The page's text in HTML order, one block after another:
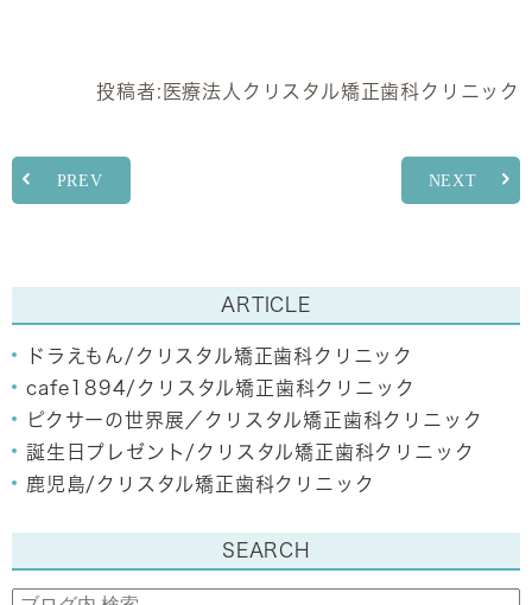
投稿者: 医療法人クリスタル矯正歯科クリニック
PREV NEXT
ARTICLE
ドラえもん/クリスタル矯正歯科クリニック
cafe1894/クリスタル矯正歯科クリニック
ピクサーの世界展／クリスタル矯正歯科クリニック
誕生日プレゼント/クリスタル矯正歯科クリニック
鹿児島/クリスタル矯正歯科クリニック
SEARCH